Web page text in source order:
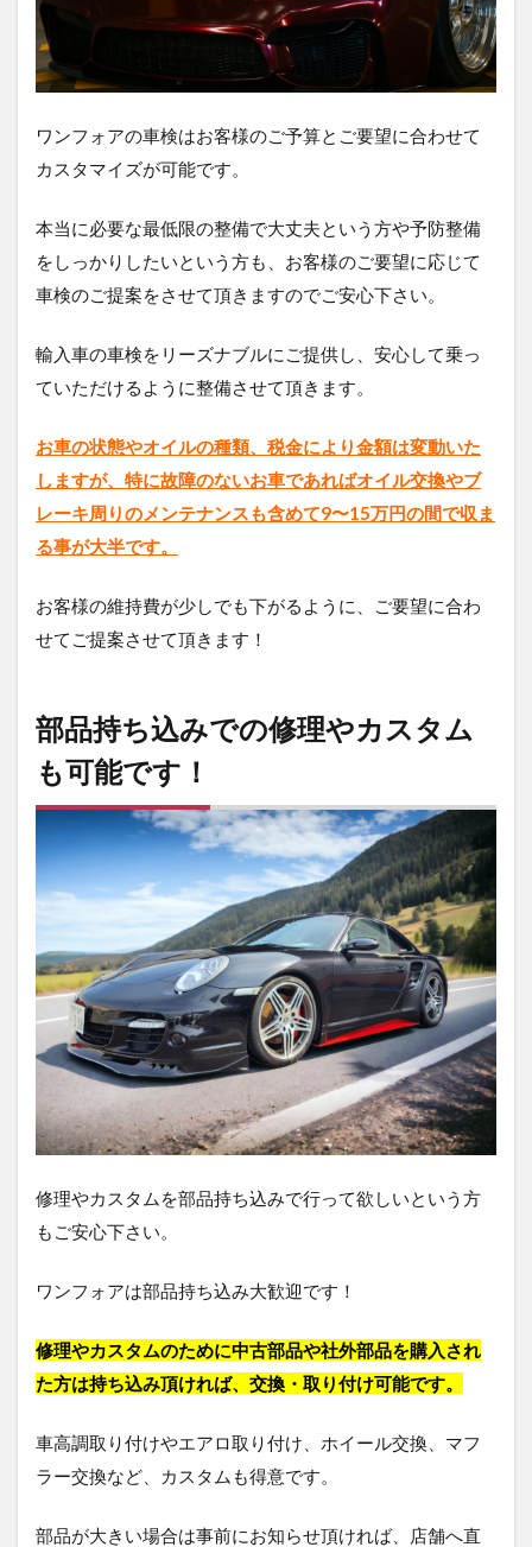
ワンフォアの車検はお客様のご予算とご要望に合わせて
カスタマイズが可能です。
本当に必要な最低限の整備で大丈夫という方や予防整備
をしっかりしたいという方も、お客様のご要望に応じて
車検のご提案をさせて頂きますのでご安心下さい。
輸入車の車検をリーズナブルにご提供し、安心して乗っ
ていただけるように整備させて頂きます。
お車の状態やオイルの種類、税金により金額は変動いた
しますが、特に故障のないお車であればオイル交換やブ
レーキ周りのメンテナンスも含めて9〜15万円の間で収ま
る事が大半です。
お客様の維持費が少しでも下がるように、ご要望に合わ
せてご提案させて頂きます！
部品持ち込みでの修理やカスタム
も可能です！
修理やカスタムを部品持ち込みで行って欲しいという方
もご安心下さい。
ワンフォアは部品持ち込み大歓迎です！
修理やカスタムのために中古部品や社外部品を購入され
た方は持ち込み頂ければ、交換・取り付け可能です。
車高調取り付けやエアロ取り付け、ホイール交換、マフ
ラー交換など、カスタムも得意です。
部品が大きい場合は事前にお知らせ頂ければ、店舗へ直